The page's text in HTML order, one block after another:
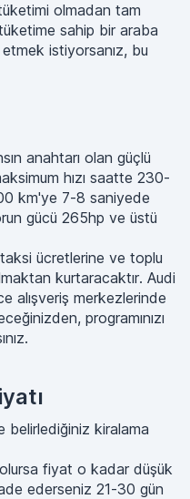
olmadan tam
tüketime sahip bir araba
istiyorsanız, bu
anahtarı olan güçlü
hızı saatte 230-
km'ye 7-8 saniyede
gücü 265hp ve üstü
ücretlerine ve toplu
kurtaracaktır. Audi
alışveriş merkezlerinde
programınızı
belirlediğiniz kiralama
fiyat o kadar düşük
ederseniz 21-30 gün